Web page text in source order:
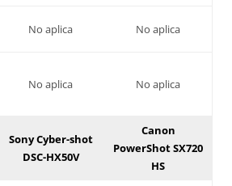
No aplica No aplica
No aplica No aplica
Sony Cyber-shot
DSC-HX50V
Canon
PowerShot SX720
HS